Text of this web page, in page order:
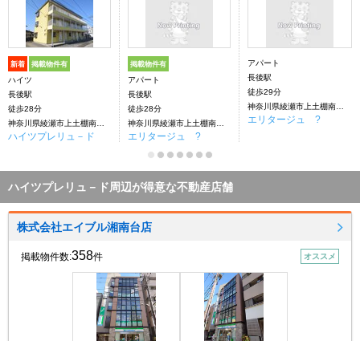
新着 掲載物件有
ハイツ
長後駅
徒歩28分
ハイツプレリュ－ド
掲載物件有
アパート
長後駅
徒歩28分
エリタージュ ?
アパート
長後駅
徒歩29分
エリタージュ ?
ハイツプレリュ－ド周辺が得意な不動産店舗
株式会社エイブル湘南台店
掲載物件数:358件 オススメ